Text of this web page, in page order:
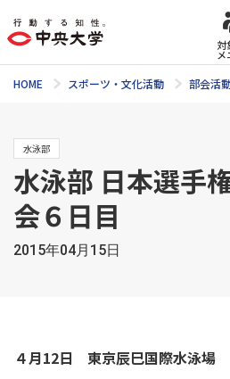
対
メ
HOME スポーツ・文化活動 部会活
水泳部
水泳部 日本選手
会６日目
2015年04月15日
４月12日 東京辰巳国際水泳場